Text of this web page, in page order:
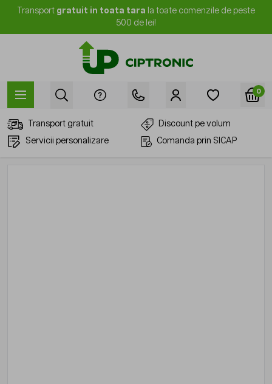
Mergi la Conținut
Transport gratuit in toata tara la toate comenzile de peste
500 de lei!
0
Transport gratuit
Discount pe volum
Servicii personalizare
Comanda prin SICAP